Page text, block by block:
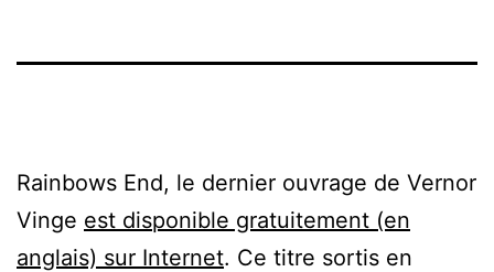
Rainbows End, le dernier ouvrage de Vernor
Vinge est disponible gratuitement (en
anglais) sur Internet. Ce titre sortis en